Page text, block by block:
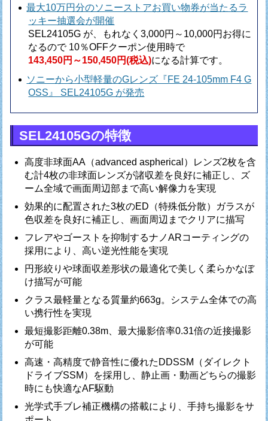
最大10万円分のソニーストアお買い物券が当たるラ
ッキー抽選会が開催
SEL24105G が、もれなく3,000円～10,000円お得に
なるので 10％OFFクーポン使用時で
143,450円～150,450円(税込)になる計算です。
ソニーから小型軽量のGレンズ『FE 24-105mm F4 G
OSS』 SEL24105G が発売
SEL24105Gの特徴
高度非球面AA（advanced aspherical）レンズ2枚を含
む計4枚の非球面レンズが諸収差を良好に補正し、ズ
ーム全域で画面周辺部まで高い解像力を実現
効果的に配置された3枚のED（特殊低分散）ガラスが
色収差を良好に補正し、画面周辺までクリアに描写
フレアやゴーストを抑制するナノARコーティングの
採用により、高い逆光性能を実現
円形絞りや球面収差形状の最適化で美しく柔らかなぼ
け描写が可能
クラス最軽量となる質量約663g。システム全体での高
い携行性を実現
最短撮影距離0.38m、最大撮影倍率0.31倍の近接撮影
が可能
高速・高精度で静音性に優れたDDSSM（ダイレクト
ドライブSSM）を採用し、静止画・動画どちらの撮影
時にも快適なAF駆動
光学式手ブレ補正機構の搭載により、手持ち撮影をサ